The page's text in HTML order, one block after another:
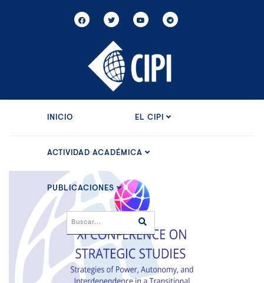
INICIO EL CIPI
ACTIVIDAD ACADÉMICA
PUBLICACIONES